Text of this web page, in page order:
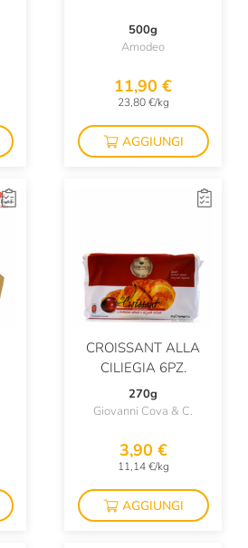
500g
Amodeo
11,90 €
23,80 €/kg
AGGIUNGI
CROISSANT ALLA
CILIEGIA 6PZ.
270g
Giovanni Cova & C.
3,90 €
11,14 €/kg
AGGIUNGI